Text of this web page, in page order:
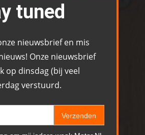
tuned
nieuwsbrief en mis
Onze nieuwsbrief
op dinsdag (bij veel
verstuurd.
Verzenden